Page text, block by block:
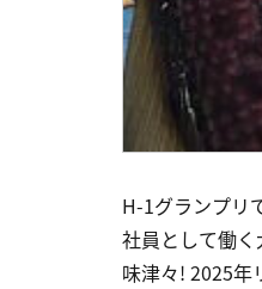
H-1グランプリ
社員として働
味津々! 2025年